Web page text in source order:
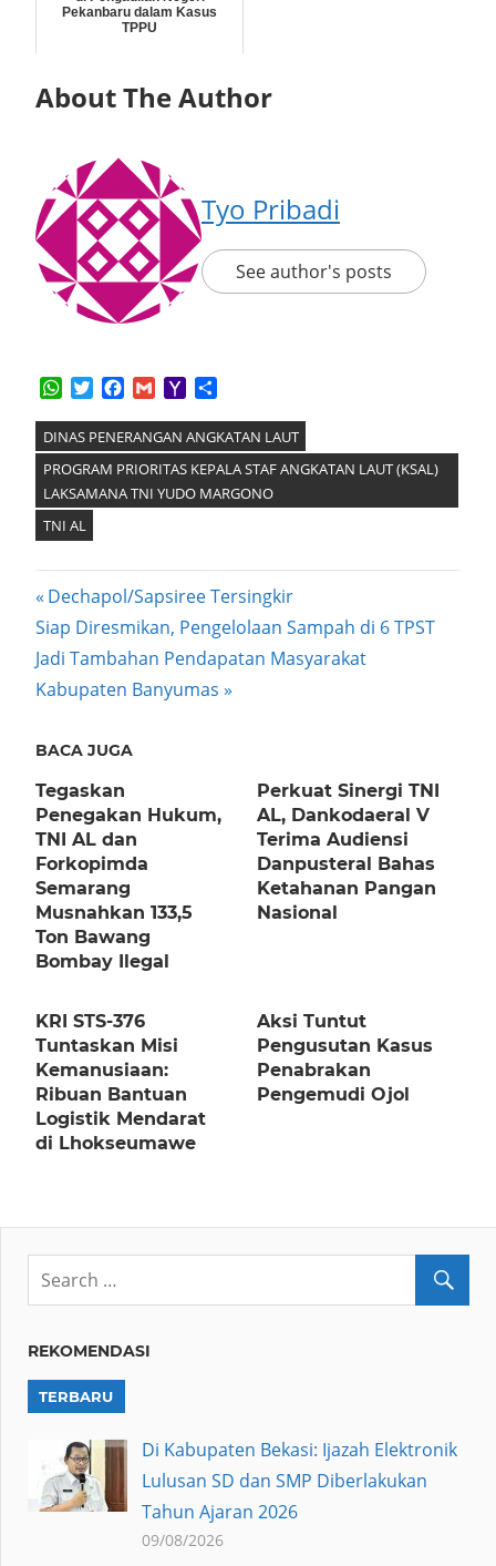
Pekanbaru dalam Kasus
TPPU
About The Author
Tyo Pribadi
See author's posts
WhatsApp
TwitterFacebook
GmailYahoo
DINAS PENERANGAN ANGKATAN LAUT
PROGRAM PRIORITAS KEPALA STAF ANGKATAN LAUT (KSAL)
LAKSAMANA TNI YUDO MARGONO
TNI AL
Post
navigation
Previous
Post:
Dechapol/Sapsiree Tersingkir
Next
Post:
Siap Diresmikan, Pengelolaan Sampah di 6 TPST
Jadi Tambahan Pendapatan Masyarakat
Kabupaten Banyumas
BACA JUGA
Tegaskan
Penegakan Hukum,
TNI AL dan
Forkopimda
Semarang
Musnahkan 133,5
Ton Bawang
Bombay Ilegal
Perkuat Sinergi TNI
AL, Dankodaeral V
Terima Audiensi
Danpusteral Bahas
Ketahanan Pangan
Nasional
KRI STS-376
Tuntaskan Misi
Kemanusiaan:
Ribuan Bantuan
Logistik Mendarat
di Lhokseumawe
Aksi Tuntut
Pengusutan Kasus
Penabrakan
Pengemudi Ojol
REKOMENDASI
TERBARU
Di Kabupaten Bekasi: Ijazah Elektronik
Lulusan SD dan SMP Diberlakukan
Tahun Ajaran 2026
09/08/2026